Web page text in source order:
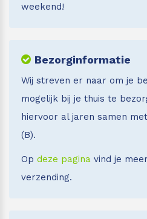
weekend!
Bezorginformatie
Wij streven er naar om je
mogelijk bij je thuis te
hiervoor al jaren samen met
(B).
Op deze pagina vind je
verzending.